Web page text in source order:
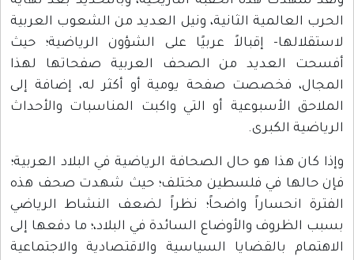
الحرب العالمية الثانية، ونيل العديد من الشعوب العربية
لاستقلالها- إقبالاً عربيًا على الشؤون الرياضية؛ حيث
أفسحت العديد من الصحف العربية صفحاتها لهذا
المجال، فخصصت صفحة يومية أو أكثر له، إضافة إلى
الملاحق الأسبوعية أو التي واكبت المناسبات والأحداث
الرياضية الكبرى.
وإذا كان هذا هو حال الصحافة الرياضية في البلاد العربية؛
فإن حالها في فلسطين مختلف؛ حيث شهدت صحف هذه
الفترة انحساراً واضحاً؛ نظراً لضعف النشاط الرياضي
بسبب الظروف والأوضاع السائدة في البلاد،؛ ما دفعها إلى
الاهتمام بالقضايا السياسية والاقتصادية والاجتماعية